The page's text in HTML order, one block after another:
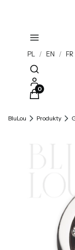
PL / EN / FR
Otwórz
Produkty w
BluLou Produkty